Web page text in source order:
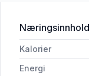
Næringsinnhold
Kalorier
Energi